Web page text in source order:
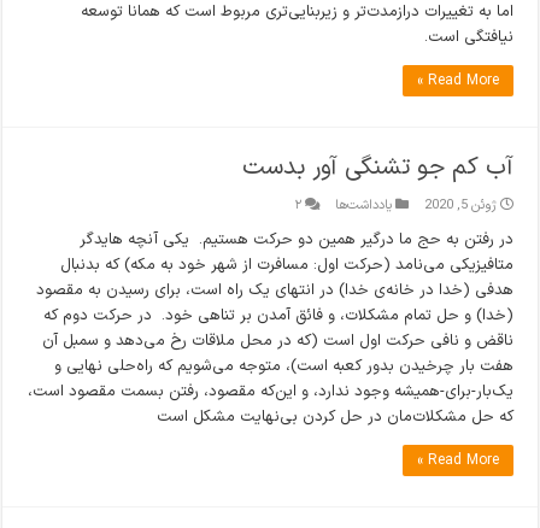
اما به تغییرات درازمدت‌تر و زیربنایی‌تری مربوط است که همانا توسعه
نیافتگی است.
Read More »
آب کم جو تشنگی آور بدست
ژوئن 5, 2020 یادداشت‌ها ۲
در رفتن به حج ما درگیر همین دو حرکت هستیم. یکی آنچه هایدگر
متافیزیکی می‌نامد (حرکت اول: مسافرت از شهر خود به مکه) که بدنبال
هدفی (خدا در خانه‌ی خدا) در انتهای یک راه است، برای رسیدن به مقصود
(خدا) و حل تمام مشکلات، و فائق آمدن بر تناهی خود. در حرکت دوم که
ناقض و نافی حرکت اول است (که در محل ملاقات رخ می‌دهد و سمبل آن
هفت بار چرخیدن بدور کعبه است)، متوجه می‌شویم که راه‌حلی نهایی و
یک‌بار-برای-همیشه وجود ندارد، و این‌که مقصود، رفتن بسمت مقصود است،
که حل مشکلات‌مان در حل کردن بی‌نهایت مشکل است
Read More »